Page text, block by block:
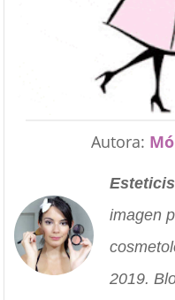
Autora:
imagen
2019.